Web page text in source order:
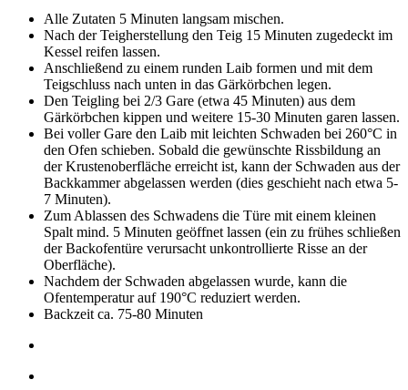
Alle Zutaten 5 Minuten langsam mischen.
Nach der Teigherstellung den Teig 15 Minuten zugedeckt im
Kessel reifen lassen.
Anschließend zu einem runden Laib formen und mit dem
Teigschluss nach unten in das Gärkörbchen legen.
Den Teigling bei 2/3 Gare (etwa 45 Minuten) aus dem
Gärkörbchen kippen und weitere 15-30 Minuten garen lassen.
Bei voller Gare den Laib mit leichten Schwaden bei 260°C in
den Ofen schieben. Sobald die gewünschte Rissbildung an
der Krustenoberfläche erreicht ist, kann der Schwaden aus der
Backkammer abgelassen werden (dies geschieht nach etwa 5-
7 Minuten).
Zum Ablassen des Schwadens die Türe mit einem kleinen
Spalt mind. 5 Minuten geöffnet lassen (ein zu frühes schließen
der Backofentüre verursacht unkontrollierte Risse an der
Oberfläche).
Nachdem der Schwaden abgelassen wurde, kann die
Ofentemperatur auf 190°C reduziert werden.
Backzeit ca. 75-80 Minuten